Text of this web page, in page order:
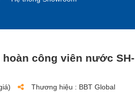
công viên nước SH-
Thương hiệu : BBT Global